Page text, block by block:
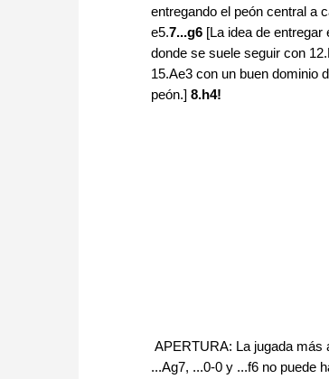
entregando el peón central a
e5.7...g6 [La idea de
donde se suele seguir con
15.Ae3 con un buen dominio
peón.] 8.h4!
APERTURA: La jugada más
...Ag7, ...0-0 y ...f6 no puede